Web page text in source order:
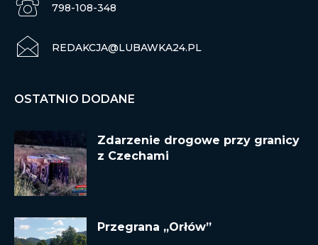
798-108-348
REDAKCJA@LUBAWKA24.PL
OSTATNIO DODANE
Zdarzenie drogowe przy granicy
z Czechami
Przegrana „Orłów”